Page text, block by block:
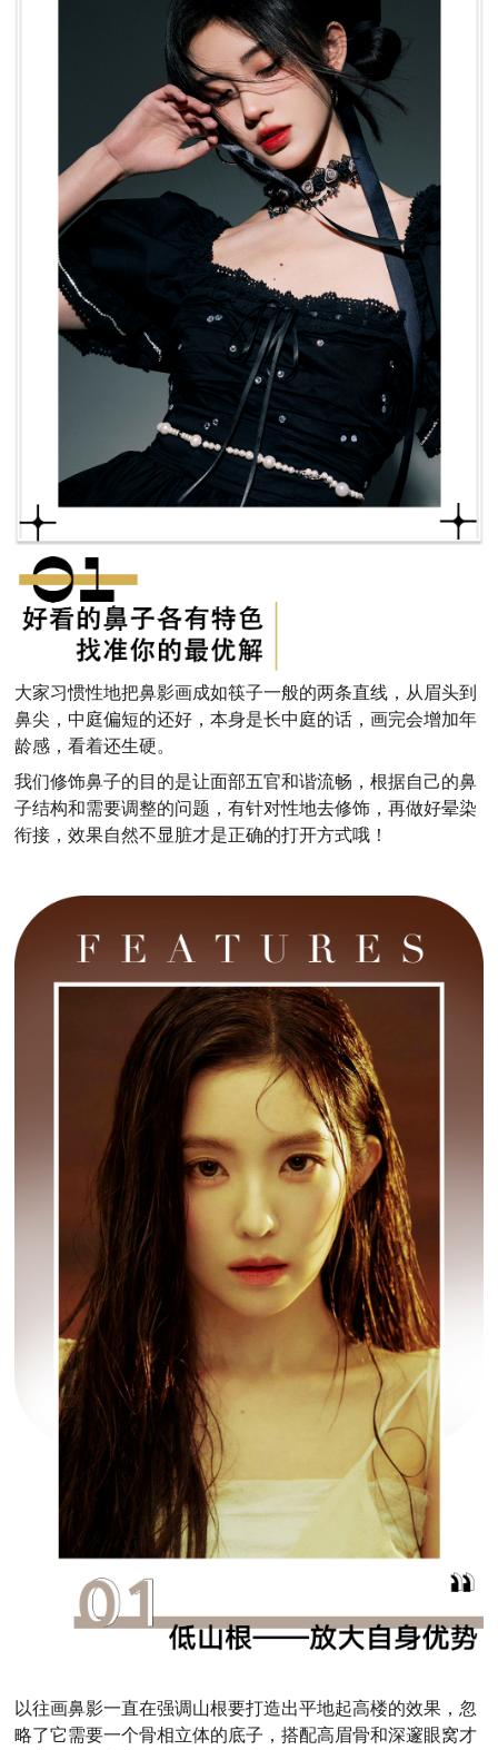
大家习惯性地把鼻影画成如筷子一般的两条直线，从眉头到
鼻尖，中庭偏短的还好，本身是长中庭的话，画完会增加年
龄感，看着还生硬。
我们修饰鼻子的目的是让面部五官和谐流畅，根据自己的鼻
子结构和需要调整的问题，有针对性地去修饰，再做好晕染
衔接，效果自然不显脏才是正确的打开方式哦！‍‍‍‍‍‍‍‍‍‍‍‍‍‍‍‍‍‍‍‍‍‍‍‍‍
以往画鼻影一直在强调山根要打造出平地起高楼的效果，忽
略了它需要一个骨相立体的底子，搭配高眉骨和深邃眼窝才